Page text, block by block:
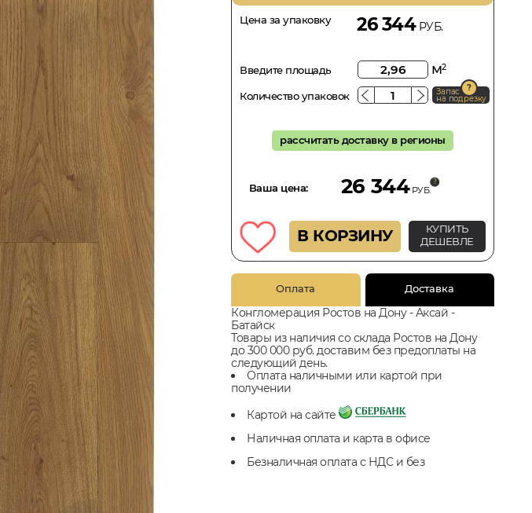
Цена за упаковку 26 344РУБ.
Введите площадь м2
Количество упаковок Запас
на подрезку
рассчитать доставку в регионы
Ваша цена: 26 344 РУБ.
В КОРЗИНУ
КУПИТЬ
ДЕШЕВЛЕ
Оплата Доставка
Конгломерация Ростов на Дону - Аксай -
Батайск
Товары из наличия со склада Ростов на Дону
до 300 000 руб. доставим без предоплаты на
следующий день.
Оплата наличными или картой при
получении
Картой на сайте
Наличная оплата и карта в офисе
Безналичная оплата с НДС и без